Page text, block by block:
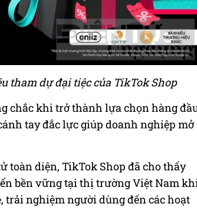
tham dự đại tiệc của TikTok Shop
chắc khi trở thành lựa chọn hàng
tay đắc lực giúp doanh nghiệp mở
toàn diện, TikTok Shop đã cho thấy
bền vững tại thị trường Việt Nam
nghiệm người dùng đến các hoạt